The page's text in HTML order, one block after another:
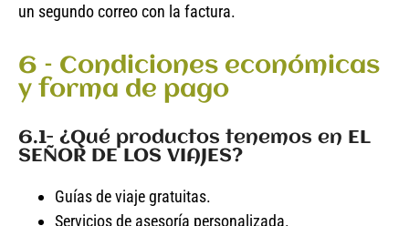
un segundo correo con la factura.
6 – Condiciones económicas
y forma de pago
6.1- ¿Qué productos tenemos en EL
SEÑOR DE LOS VIAJES?
Guías de viaje gratuitas.
Servicios de asesoría personalizada.